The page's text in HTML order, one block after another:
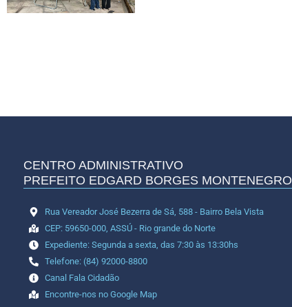
CENTRO ADMINISTRATIVO
PREFEITO EDGARD BORGES MONTENEGRO
Rua Vereador José Bezerra de Sá, 588 - Bairro Bela Vista
CEP: 59650-000, ASSÚ - Rio grande do Norte
Expediente: Segunda a sexta, das 7:30 às 13:30hs
Telefone: (84) 92000-8800
Canal Fala Cidadão
Encontre-nos no Google Map